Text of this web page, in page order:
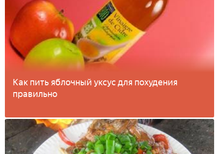
Как пить яблочный уксус для похудения
правильно